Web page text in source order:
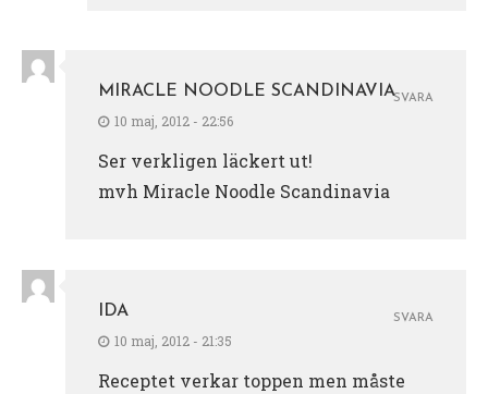
MIRACLE NOODLE SCANDINAVIA
10 maj, 2012 - 22:56
Ser verkligen läckert ut!
mvh Miracle Noodle Scandinavia
SVARA
IDA
10 maj, 2012 - 21:35
Receptet verkar toppen men måste
SVARA